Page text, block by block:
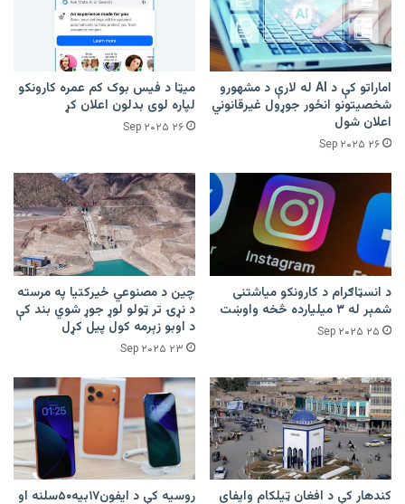
اماراتو کې د AI له لارې د مشهورو
شخصیتونو انځور جوړول غیرقانوني
اعلان شول
۲۶ Sep ۲۰۲۵
میټا د فیس بوک کم عمره کارونکو
لپاره لوی بدلون اعلان کړ
۲۶ Sep ۲۰۲۵
د انسټاګرام د کارونکو میاشتنی
شمېر له ۳ میلیارده څخه واوښت
۲۵ Sep ۲۰۲۵
چین د مصنوعي ځيرکتیا په مرسته
د نړۍ تر ټولو لوړ جوړ شوي بند کې
د اوبو زېرمه کول پیل کړل
۲۳ Sep ۲۰۲۵
کندهار کې د افغان ټیلکام وایفای روسیه کې د ایفون‌۱۷بیه۵۰سلنه او